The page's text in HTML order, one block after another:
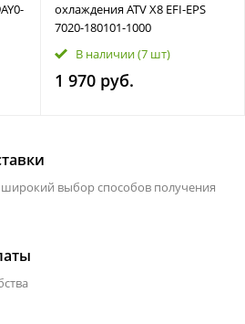
охлаждения ATV X8 EFI-EPS
7020-180101-1000
В наличии(7 шт)
1 970 руб.
выбор способов получения